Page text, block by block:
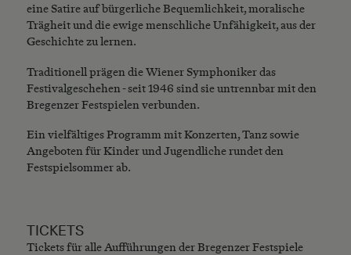
eine Satire auf bürgerliche Bequemlichkeit, moralische
Trägheit und die ewige menschliche Unfähigkeit, aus der
Geschichte zu lernen.
Traditionell prägen die Wiener Symphoniker das
Festivalgeschehen - seit 1946 sind sie untrennbar mit den
Bregenzer Festspielen verbunden.
Ein vielfältiges Programm mit Konzerten, Tanz sowie
Angeboten für Kinder und Jugendliche rundet den
Festspielsommer ab.
TICKETS
Tickets für alle Aufführungen der Bregenzer Festspiele